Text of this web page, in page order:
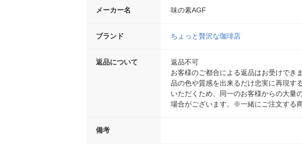
メーカー名 味の素AGF
ブランド ちょっと贅沢な珈琲店
返品について
返品不可
お客様のご都合による返品はお受けで
品の色や質感を出来るだけ忠実に再現す
いただくため、同一のお客様からの大量
場合がございます。※一緒にご注文する
備考